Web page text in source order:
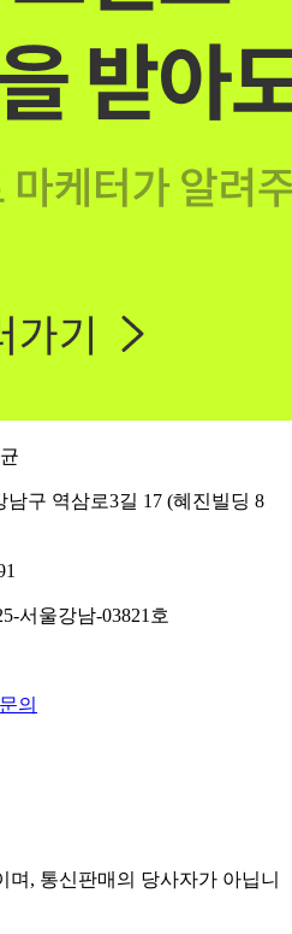
구 역삼로3길 17 (혜진빌딩 8
서울강남-03821호
의
, 통신판매의 당사자가 아닙니